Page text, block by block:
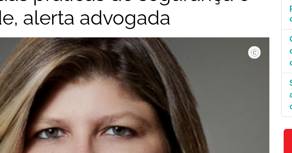
alerta advogada
Divulgação